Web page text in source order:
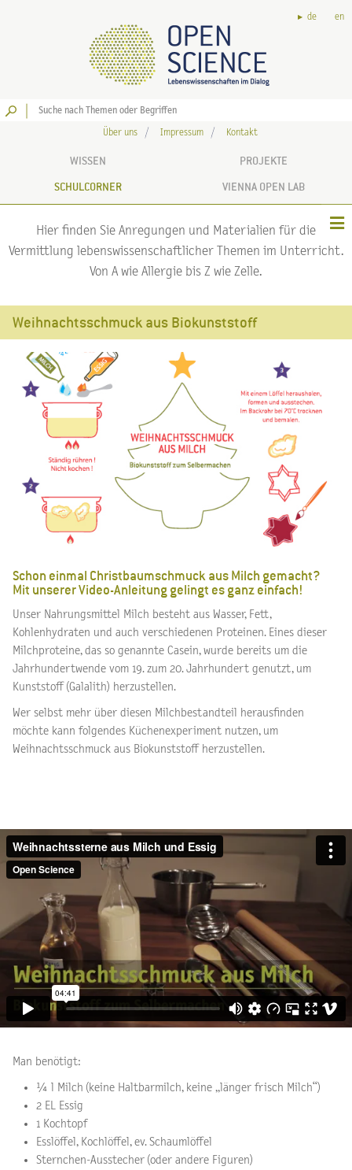
de en
Über uns Impressum Kontakt
WISSEN PROJEKTE
SCHULCORNER VIENNA OPEN LAB
Hier finden Sie Anregungen und Materialien für die
Vermittlung lebenswissenschaftlicher Themen im Unterricht.
Von A wie Allergie bis Z wie Zelle.
Weihnachtsschmuck aus Biokunststoff
Schon einmal Christbaumschmuck aus Milch gemacht?
Mit unserer Video-Anleitung gelingt es ganz einfach!
Unser Nahrungsmittel Milch besteht aus Wasser, Fett,
Kohlenhydraten und auch verschiedenen Proteinen. Eines dieser
Milchproteine, das so genannte Casein, wurde bereits um die
Jahrhundertwende vom 19. zum 20. Jahrhundert genutzt, um
Kunststoff (Galalith) herzustellen.
Wer selbst mehr über diesen Milchbestandteil herausfinden
möchte kann folgendes Küchenexperiment nutzen, um
Weihnachtsschmuck aus Biokunststoff herzustellen.
Man benötigt:
¼ l Milch (keine Haltbarmilch, keine „länger frisch Milch“)
2 EL Essig
1 Kochtopf
Esslöffel, Kochlöffel, ev. Schaumlöffel
Sternchen-Ausstecher (oder andere Figuren)